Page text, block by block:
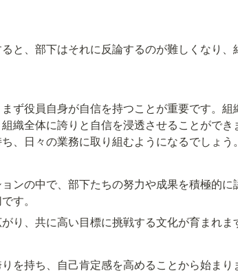
と、部下はそれに反論するのが難しくなり、
ず役員自身が自信を持つことが重要です。組
織全体に誇りと自信を浸透させることができ
、日々の業務に取り組むようになるでしょう。
ンの中で、部下たちの努力や成果を積極的に
す。
り、共に高い目標に挑戦する文化が育まれま
を持ち、自己肯定感を高めることから始まり